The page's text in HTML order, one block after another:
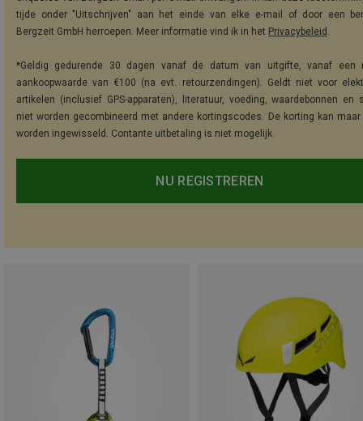
tijde onder "Uitschrijven" aan het einde van elke e-mail of door een
Bergzeit GmbH herroepen. Meer informatie vind ik in het Privacybeleid .
*Geldig gedurende 30 dagen vanaf de datum van uitgifte, vanaf een
aankoopwaarde van €100 (na evt. retourzendingen). Geldt niet voor
artikelen (inclusief GPS-apparaten), literatuur, voeding, waardebonnen en
niet worden gecombineerd met andere kortingscodes. De korting kan maar
worden ingewisseld. Contante uitbetaling is niet mogelijk.
NU REGISTREREN